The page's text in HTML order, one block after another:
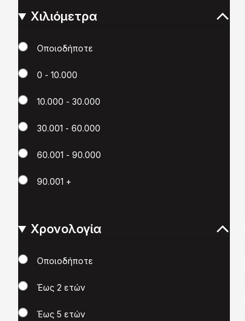
Χιλιόμετρα
Χιλιόμετρα
Οποιοδήποτε
0 - 10.000
10.000 - 30.000
30.001 - 60.000
60.001 - 90.000
90.001 +
Χρονολογία
Χρονολογία
Οποιοδήποτε
Έως 2 ετών
Έως 5 ετών